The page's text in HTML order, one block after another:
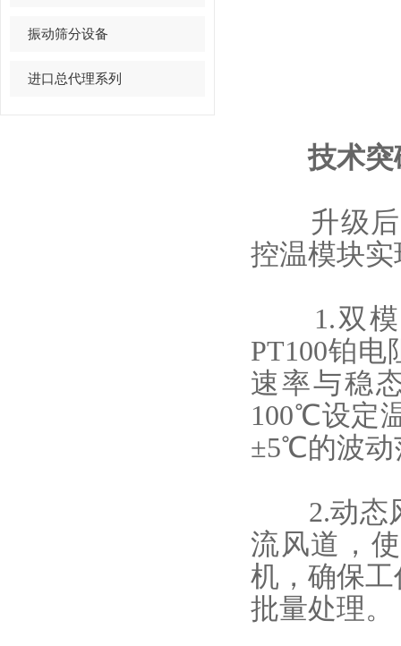
振动筛分设备
进口总代理系列
技术突
升级后
控温模块
1.双模
PT100铂
速率与稳
100℃设定
±5℃的波动
2.动态风
流风道，
机，确保
批量处理。